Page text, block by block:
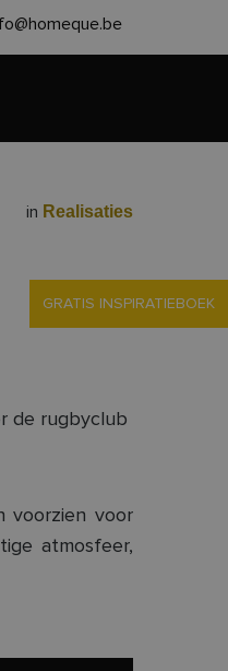
GRATIS INSPIRATIEBOEK
in Realisaties
de rugbyclub
voorzien voor
atmosfeer,